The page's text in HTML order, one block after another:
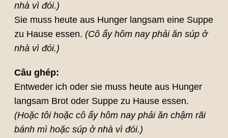
nhà vì đói.)
Sie muss heute aus Hunger langsam eine Suppe
zu Hause essen. (Cô ấy hôm nay phải ăn súp ở
nhà vì đói.)
Câu ghép:
Entweder ich oder sie muss heute aus Hunger
langsam Brot oder Suppe zu Hause essen.
(Hoặc tôi hoặc cô ấy hôm nay phải ăn chậm rãi
bánh mì hoặc súp ở nhà vì đói.)